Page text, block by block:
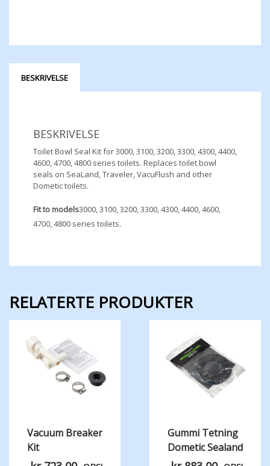
BESKRIVELSE
BESKRIVELSE
Toilet Bowl Seal Kit for 3000,​ 3100,​ 3200,​ 3300,​ 4300,​ 4400,​
4600,​ 4700,​ 4800 series toilets. Replaces toilet bowl
seals on SeaLand,​ Traveler,​ VacuFlush and other
Dometic toilets.
Fit to models3000,​ 3100,​ 3200,​ 3300,​ 4300,​ 4400,​ 4600,​
4700,​ 4800 series toilets.
RELATERTE PRODUKTER
Vacuum Breaker
Kit
Gummi Tetning
Dometic Sealand